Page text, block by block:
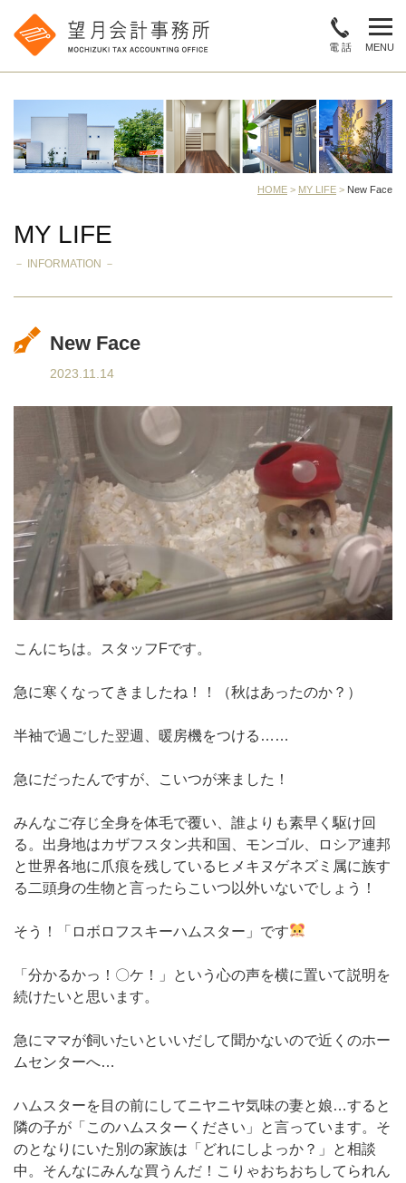
MENU
電 話
HOME > MY LIFE > New Face
MY LIFE
－ INFORMATION －
New Face
2023.11.14
こんにちは。スタッフFです。
急に寒くなってきましたね！！（秋はあったのか？）
半袖で過ごした翌週、暖房機をつける……
急にだったんですが、こいつが来ました！
みんなご存じ全身を体毛で覆い、誰よりも素早く駆け回
る。出身地はカザフスタン共和国、モンゴル、ロシア連邦
と世界各地に爪痕を残しているヒメキヌゲネズミ属に族す
る二頭身の生物と言ったらこいつ以外いないでしょう！
そう！「ロボロフスキーハムスター」です
「分かるかっ！〇ケ！」という心の声を横に置いて説明を
続けたいと思います。
急にママが飼いたいといいだして聞かないので近くのホー
ムセンターへ…
ハムスターを目の前にしてニヤニヤ気味の妻と娘…すると
隣の子が「このハムスターください」と言っています。そ
のとなりにいた別の家族は「どれにしよっか？」と相談
中。そんなにみんな買うんだ！こりゃおちおちしてられん